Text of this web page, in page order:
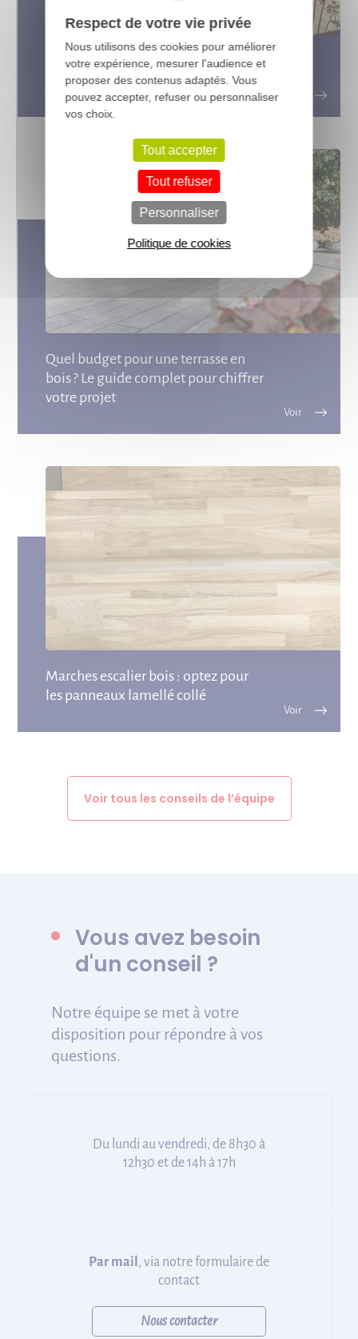
La terrasse bois Accoya : Une
solution durable et écologique
Quel budget pour une terrasse en
bois ? Le guide complet pour chiffrer
votre projet
Marches escalier bois : optez pour
les panneaux lamellé collé
Voir tous les conseils de l’équipe
Vous avez besoin
d'un conseil ?
Notre équipe se met à votre
disposition pour répondre à vos
questions.
Du lundi au vendredi, de 8h30 à
12h30 et de 14h à 17h
Par mail , via notre formulaire de
contact
Nous contacter
Respect de votre vie privée
Nous utilisons des cookies pour améliorer
votre expérience, mesurer l'audience et
proposer des contenus adaptés. Vous
pouvez accepter, refuser ou personnaliser
vos choix.
Tout accepter
Tout refuser
Personnaliser
Politique de cookies